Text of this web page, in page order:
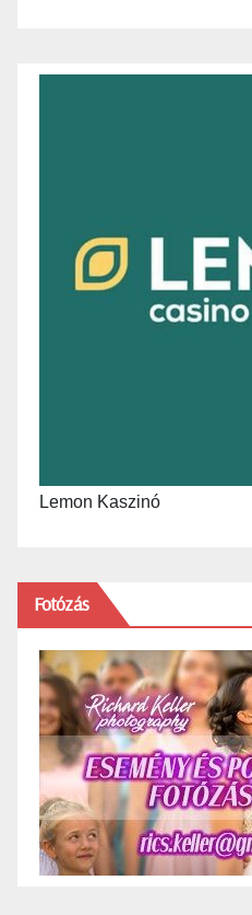
Lemon Kaszinó
Fotózás